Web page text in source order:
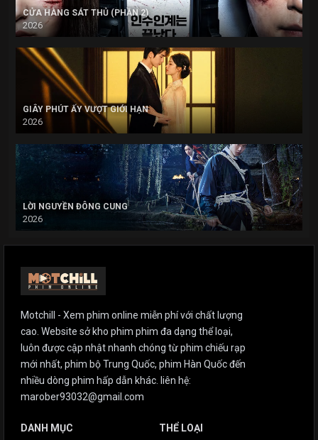
CỬA HÀNG SÁT THỦ (PHẦN 2)
2026
GIÂY PHÚT ẤY VƯỢT GIỚI HẠN
2026
LỜI NGUYỀN ĐÔNG CUNG
2026
Motchill - Xem phim online miễn phí với chất lượng
cao. Website sở kho phim phim đa dạng thể loại,
luôn được cập nhật nhanh chóng từ phim chiếu rạp
mới nhất, phim bộ Trung Quốc, phim Hàn Quốc đến
nhiều dòng phim hấp dẫn khác. liên hệ:
marober93032@gmail.com
DANH MỤC THỂ LOẠI